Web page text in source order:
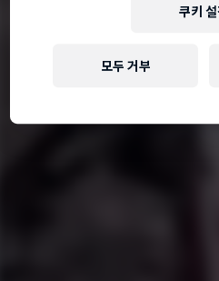
쿠키
모두 거부